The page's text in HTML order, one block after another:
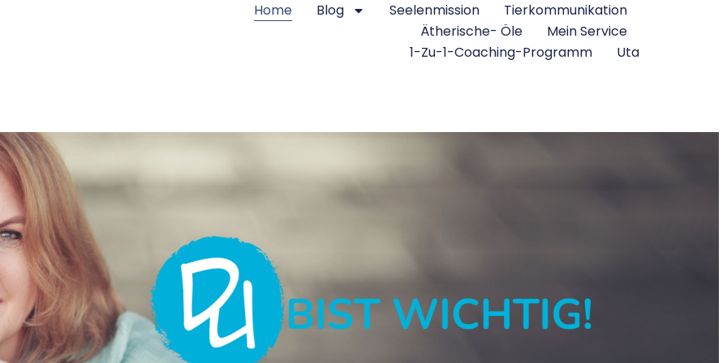
Home Blog Seelenmission
Tierkommunikation
Ätherische- Öle
Mein Service
1-Zu-1-Coaching-Programm
Uta